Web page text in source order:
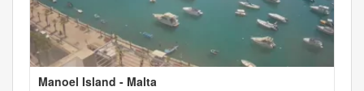
Manoel Island - Malta